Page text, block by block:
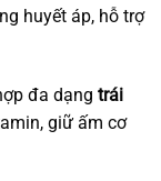
huyết áp, hỗ trợ
đa dạng trái
giữ ấm cơ